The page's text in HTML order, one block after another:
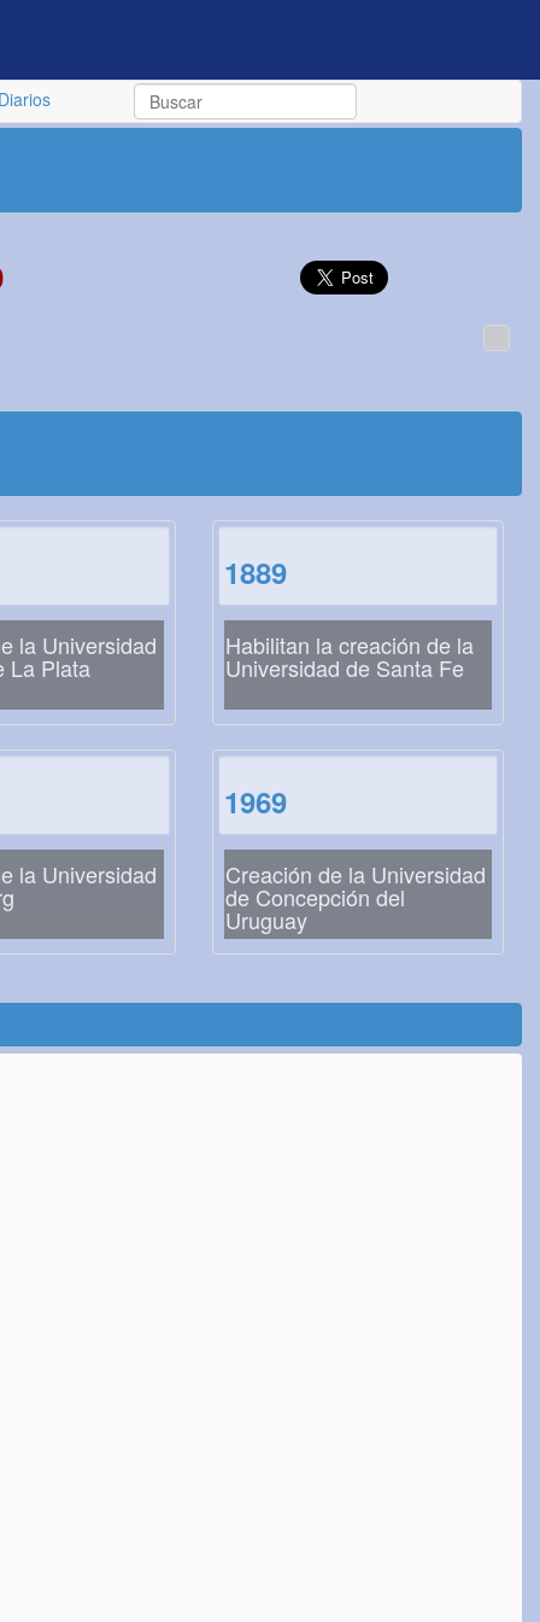
Diarios
la Universidad
La Plata
1889
Habilitan la creación de la
Universidad de Santa Fe
la Universidad
1969
Creación de la Universidad
de Concepción del
Uruguay